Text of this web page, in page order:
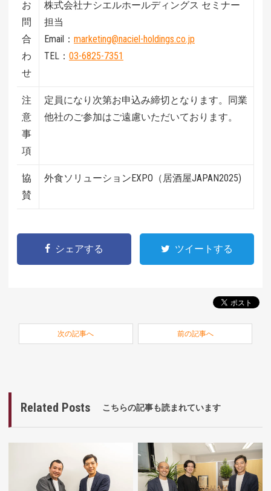
お
問
合
わ
せ
株式会社ナシエルホールディングス セミナー
担当
Email： marketing@naciel-holdings.co.jp
TEL： 03-6825-7351
注
意
事
項
定員になり次第お申込み締切となります。同業
他社のご参加はご遠慮いただいております。
協
賛
外食ソリューションEXPO（居酒屋JAPAN2025)
シェアする ツイートする
次の記事へ 前の記事へ
Related Posts こちらの記事も読まれています